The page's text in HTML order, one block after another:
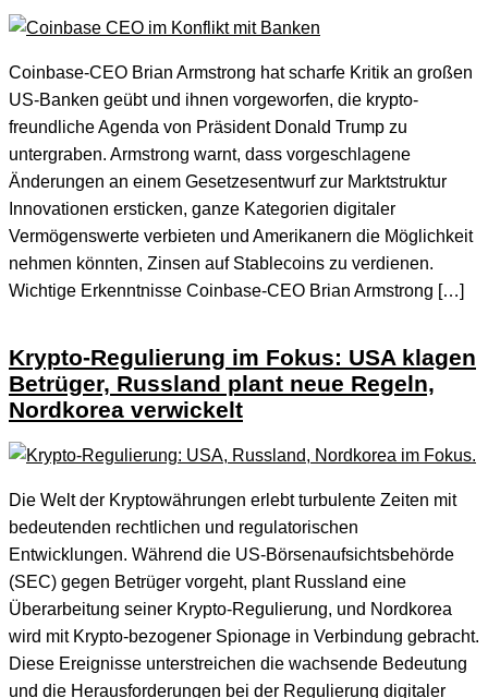
Coinbase-CEO Brian Armstrong hat scharfe Kritik an großen
US-Banken geübt und ihnen vorgeworfen, die krypto-
freundliche Agenda von Präsident Donald Trump zu
untergraben. Armstrong warnt, dass vorgeschlagene
Änderungen an einem Gesetzesentwurf zur Marktstruktur
Innovationen ersticken, ganze Kategorien digitaler
Vermögenswerte verbieten und Amerikanern die Möglichkeit
nehmen könnten, Zinsen auf Stablecoins zu verdienen.
Wichtige Erkenntnisse Coinbase-CEO Brian Armstrong […]
Krypto-Regulierung im Fokus: USA klagen
Betrüger, Russland plant neue Regeln,
Nordkorea verwickelt
Die Welt der Kryptowährungen erlebt turbulente Zeiten mit
bedeutenden rechtlichen und regulatorischen
Entwicklungen. Während die US-Börsenaufsichtsbehörde
(SEC) gegen Betrüger vorgeht, plant Russland eine
Überarbeitung seiner Krypto-Regulierung, und Nordkorea
wird mit Krypto-bezogener Spionage in Verbindung gebracht.
Diese Ereignisse unterstreichen die wachsende Bedeutung
und die Herausforderungen bei der Regulierung digitaler